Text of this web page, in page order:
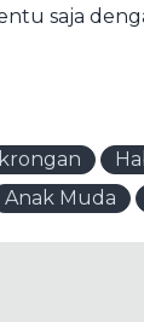
saja
Anak Muda